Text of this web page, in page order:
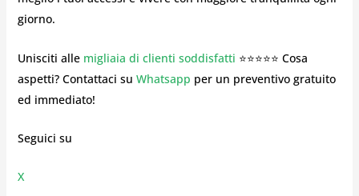
giorno.
Unisciti alle migliaia di clienti soddisfatti ⭐⭐⭐⭐⭐ Cosa
aspetti? Contattaci su Whatsapp per un preventivo gratuito
ed immediato!
Seguici su
X